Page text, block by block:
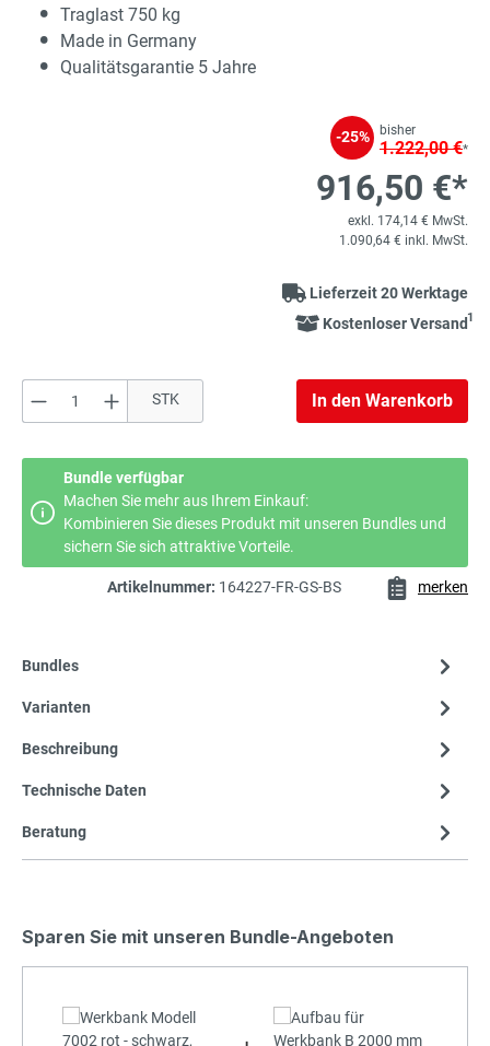
Traglast 750 kg
Made in Germany
Qualitätsgarantie 5 Jahre
-25% bisher
1.222,00 €*
916,50 €*
exkl. 174,14 € MwSt.
1.090,64 € inkl. MwSt.
Lieferzeit 20 Werktage
Kostenloser Versand1
Produkt Anzahl: Gib den gewünschten
STK In den Warenkorb
Bundle verfügbar
Machen Sie mehr aus Ihrem Einkauf:
Kombinieren Sie dieses Produkt mit unseren Bundles und
sichern Sie sich attraktive Vorteile.
Artikelnummer: 164227-FR-GS-BS merken
Bundles
Varianten
Beschreibung
Technische Daten
Beratung
Sparen Sie mit unseren Bundle-Angeboten